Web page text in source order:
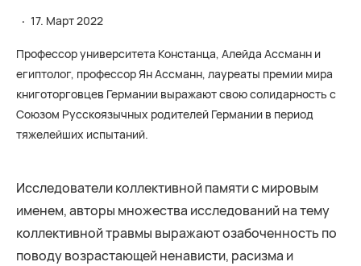
· 17. Март 2022
Профессор университета Констанца, Алейда Ассманн и
египтолог, профессор Ян Ассманн, лауреаты премии мира
книготорговцев Германии выражают свою солидарность с
Союзом Русскоязычных родителей Германии в период
тяжелейших испытаний.
Исследователи коллективной памяти с мировым
именем, авторы множества исследований на тему
коллективной травмы выражают озабоченность по
поводу возрастающей ненависти, расизма и